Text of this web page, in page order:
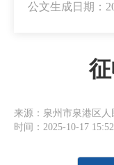
公文生成日期：
来源：泉州市泉港区人
时间：2025-10-17 15:52